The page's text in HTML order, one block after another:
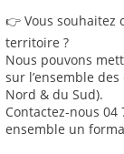
👉 Vous souhaitez
territoire ?
Nous pouvons
sur l’ensemble
Nord & du Sud).
Contactez-nous 04
ensemble un